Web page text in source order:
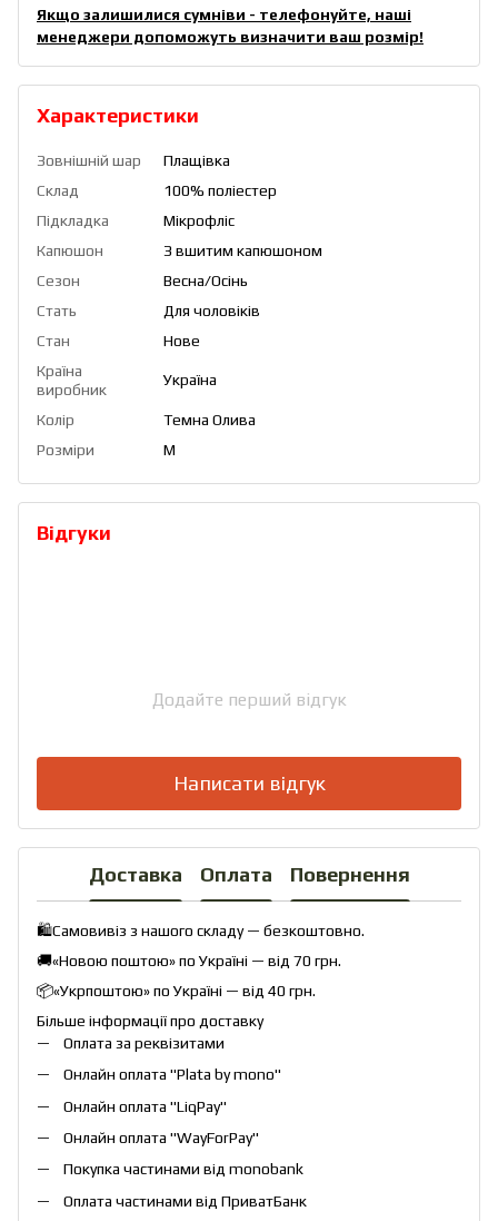
Якщо залишилися сумніви - телефонуйте, наші
менеджери допоможуть визначити ваш розмір!
Характеристики
Зовнішній шар
Плащівка
Склад
100% поліестер
Підкладка
Мікрофліс
Капюшон
З вшитим капюшоном
Сезон
Весна/Осінь
Стать
Для чоловіків
Стан
Нове
Країна
виробник
Україна
Колір
Темна Олива
Розміри
M
Відгуки
Додайте перший відгук
Написати відгук
Доставка Оплата Повернення
🛍️Самовивіз з нашого складу — безкоштовно.
🚚«Новою поштою» по Україні — від 70 грн.
📦«Укрпоштою» по Україні — від 40 грн.
Більше інформації про доставку
Оплата за реквізитами
Онлайн оплата "Plata by mono"
Онлайн оплата "LiqPay"
Онлайн оплата "WayForPay"
Покупка частинами від monobank
Оплата частинами від ПриватБанк